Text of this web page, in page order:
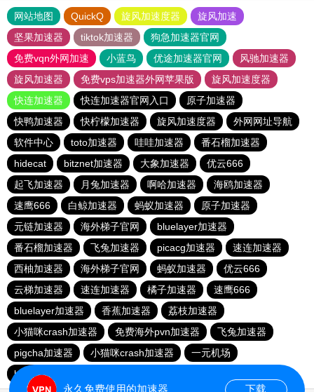
网站地图 QuickQ 旋风加速度器
旋风加速
坚果加速器
tiktok加速器
狗急加速器官网
免费vqn外网加速
小蓝鸟 优途加速器官网
风驰加速器
旋风加速器
免费vps加速器外网苹果版
旋风加速度器
快连加速器
快连加速器官网入口
原子加速器
快鸭加速器
快柠檬加速器 旋风加速度器
外网网址导航
软件中心
toto加速器 哇哇加速器
番石榴加速器
hidecat
bitznet加速器 大象加速器
优云666
起飞加速器
月兔加速器 啊哈加速器
海鸥加速器
速鹰666
白鲸加速器 蚂蚁加速器
原子加速器
元链加速器
海外梯子官网
bluelayer加速器
番石榴加速器
飞兔加速器 picacg加速器
速连加速器
西柚加速器
海外梯子官网 蚂蚁加速器
优云666
云梯加速器
速连加速器 橘子加速器
速鹰666
bluelayer加速器
香蕉加速器
荔枝加速器
小猫咪crash加速器
免费海外pvn加速器
飞兔加速器
pigcha加速器
小猫咪crash加速器
一元机场
baacloud官网
永久免费使用的加速器 下载